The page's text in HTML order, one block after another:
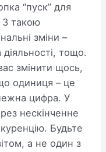
“пуск” для
З такою
зміни –
діяльності, тощо.
змінити щось,
одиниця – це
цифра. У
нескінченне
Будьте
а не один з